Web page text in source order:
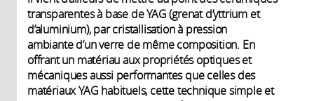
transparentes à base de YAG (grenat d’yttrium et
d’aluminium), par cristallisation à pression
ambiante d’un verre de même composition. En
offrant un matériau aux propriétés optiques et
mécaniques aussi performantes que celles des
matériaux YAG habituels, cette technique simple et